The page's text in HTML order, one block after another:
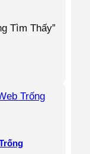
Tìm Thấy”